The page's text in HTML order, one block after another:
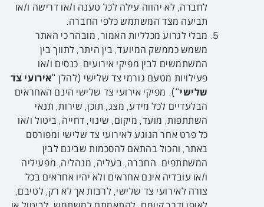
לחברה, לא יהווה עילה לכל טענה ו/או דרישה ו/או
תביעה מצד המשתמש כלפי החברה.
מבלי לגרוע מכלליות האמור, מובהר כי האתר
משמש כממשק המיועד, בין היתר, לתווך בין
המשתמשים לבין מפיקי אירועים, כנסים ו/או
פעילויות מטעם גורמי צד שלישי (להלן "אירועי צד
שלישי"). מפיקי אירועי צד שלישי הינם האחראים
הבלעדיים לכל מידע, מצג, תוכן, שירות, תנאי
השתתפות, מועד, מיקום, שינוי, דחייה, ביטול ו/או
כל פרט אחר הנוגע לאירועי צד שלישי ומפורסם
באתר, והכול בהתאם להסכמות שבינם לבין
המשתתפים. החברה, בעליה, מנהליה, מפעיליה
ו/או עובדיה אינם אחראים ולא יהיו אחראים בכל
צורה לאירועי צד שלישי, לרבות אך לא רק, לטיבם,